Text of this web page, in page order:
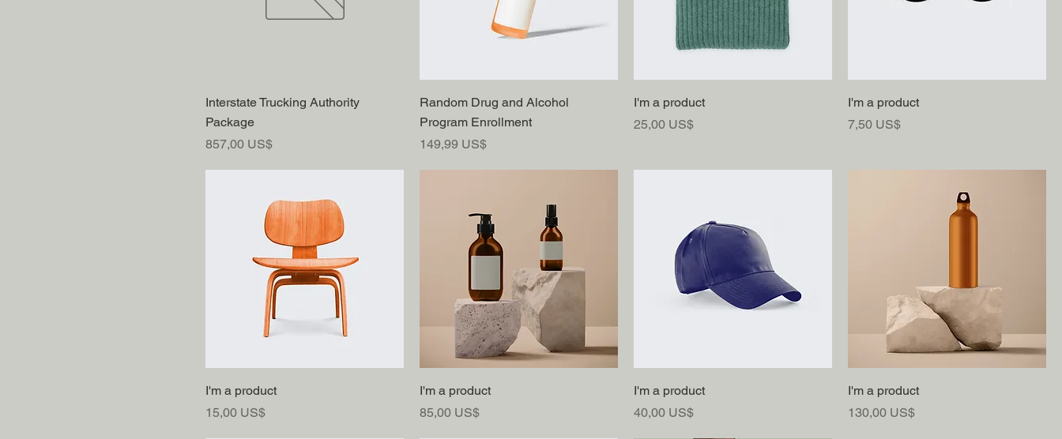
Interstate Trucking Authority
Package
Precio
857,00 US$
Random Drug and Alcohol
Program Enrollment
Precio
149,99 US$
I'm a product
Precio
25,00 US$
I'm a product
Precio
7,50 US$
I'm a product
Precio
15,00 US$
I'm a product
Precio
85,00 US$
I'm a product
Precio
40,00 US$
I'm a product
Precio
130,00 US$